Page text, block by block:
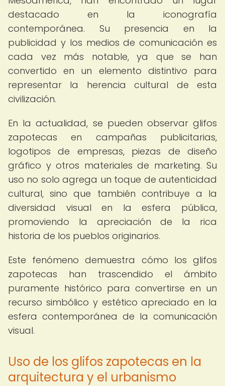
destacado en la iconografía
contemporánea. Su presencia en la
publicidad y los medios de comunicación es
cada vez más notable, ya que se han
convertido en un elemento distintivo para
representar la herencia cultural de esta
civilización.
En la actualidad, se pueden observar glifos
zapotecas en campañas publicitarias,
logotipos de empresas, piezas de diseño
gráfico y otros materiales de marketing. Su
uso no solo agrega un toque de autenticidad
cultural, sino que también contribuye a la
diversidad visual en la esfera pública,
promoviendo la apreciación de la rica
historia de los pueblos originarios.
Este fenómeno demuestra cómo los glifos
zapotecas han trascendido el ámbito
puramente histórico para convertirse en un
recurso simbólico y estético apreciado en la
esfera contemporánea de la comunicación
visual.
Uso de los glifos zapotecas en la
arquitectura y el urbanismo